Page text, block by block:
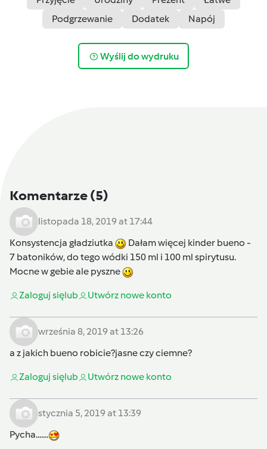
Podgrzewanie
Dodatek Napój
Wyślij do wydruku
Komentarze(5)
listopada 18, 2019 at 17:44
Konsystencja gładziutka
Dałam więcej kinder bueno -
7 batoników, do tego wódki 150 ml i 100 ml spirytusu.
Mocne w gebie ale pyszne
Zaloguj sięlub Utwórz nowe konto
września 8, 2019 at 13:26
a z jakich bueno robicie?jasne czy ciemne?
Zaloguj sięlub Utwórz nowe konto
stycznia 5, 2019 at 13:39
Pycha.......